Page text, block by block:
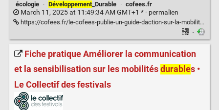
écologie
· Développement_Durable · cofees.fr
March 11, 2025 at 11:49:34 AM GMT+1 * · permalien
https://cofees.fr/le-cofees-publie-un-guide-daction-sur-la-mobilite-durable-des-festivaliers/
·
Fiche pratique Améliorer la communication
et la sensibilisation sur les mobilitésdurables •
Le Collectif des festivals